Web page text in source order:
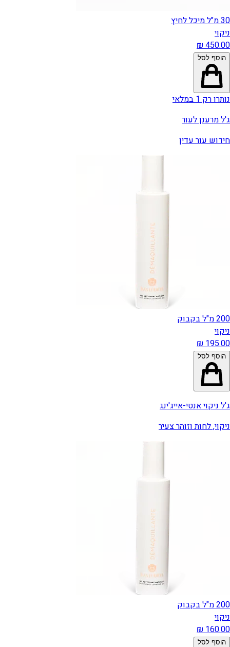
30 מ"ל מיכל לחיץ
ניקוי
הוסף לסל
נותרו רק 1 במלאי
ג'ל מרענן לעור
חידוש עור עדין
200 מ"ל בקבוק
ניקוי
הוסף לסל
ג'ל ניקוי אנטי-אייג'ינג
ניקוי, לחות וזוהר צעיר
200 מ"ל בקבוק
ניקוי
הוסף לסל